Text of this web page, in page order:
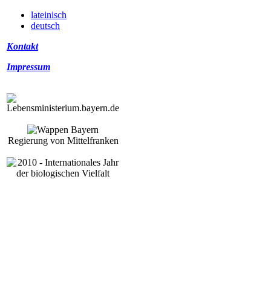
lateinisch
deutsch
Kontakt
Impressum
Regierung von Mittelfranken